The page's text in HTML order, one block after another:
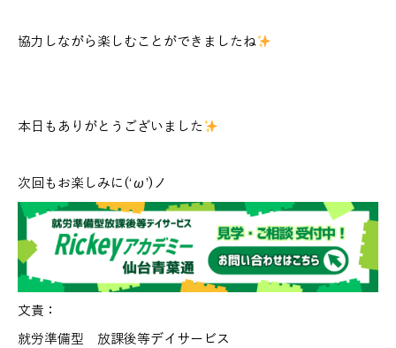
協力しながら楽しむことができましたね
本日もありがとうございました
次回もお楽しみに(‘ω’)ノ
文責：
就労準備型 放課後等デイサービス